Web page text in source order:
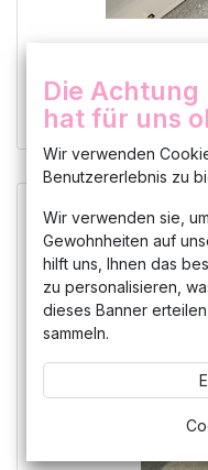
Kleid lang
Die
hat für uns
Wir verwenden
Benutzererlebnis zu
Wir verwenden sie,
Gewohnheiten auf
hilft uns, Ihnen das
zu personalisieren,
dieses Banner
sammeln.